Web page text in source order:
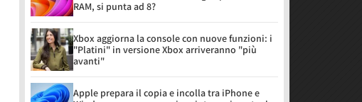
RAM, si punta ad 8?
Xbox aggiorna la console con nuove funzioni: i
"Platini" in versione Xbox arriveranno "più
avanti"
Apple prepara il copia e incolla tra iPhone e